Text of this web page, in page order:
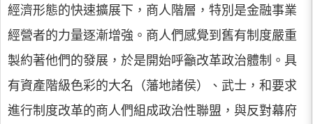
經濟形態的快速擴展下，商人階層，特別是金融事業
經營者的力量逐漸增強。商人們感覺到舊有制度嚴重
製約著他們的發展，於是開始呼籲改革政治體制。具
有資產階級色彩的大名（藩地諸侯）、武士，和要求
進行制度改革的商人們組成政治性聯盟，與反對幕府